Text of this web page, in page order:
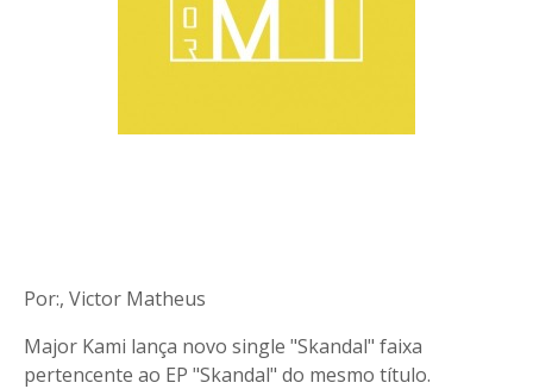
Por:, Victor Matheus
Major Kami lança novo single "Skandal" faixa
pertencente ao EP "Skandal" do mesmo título.